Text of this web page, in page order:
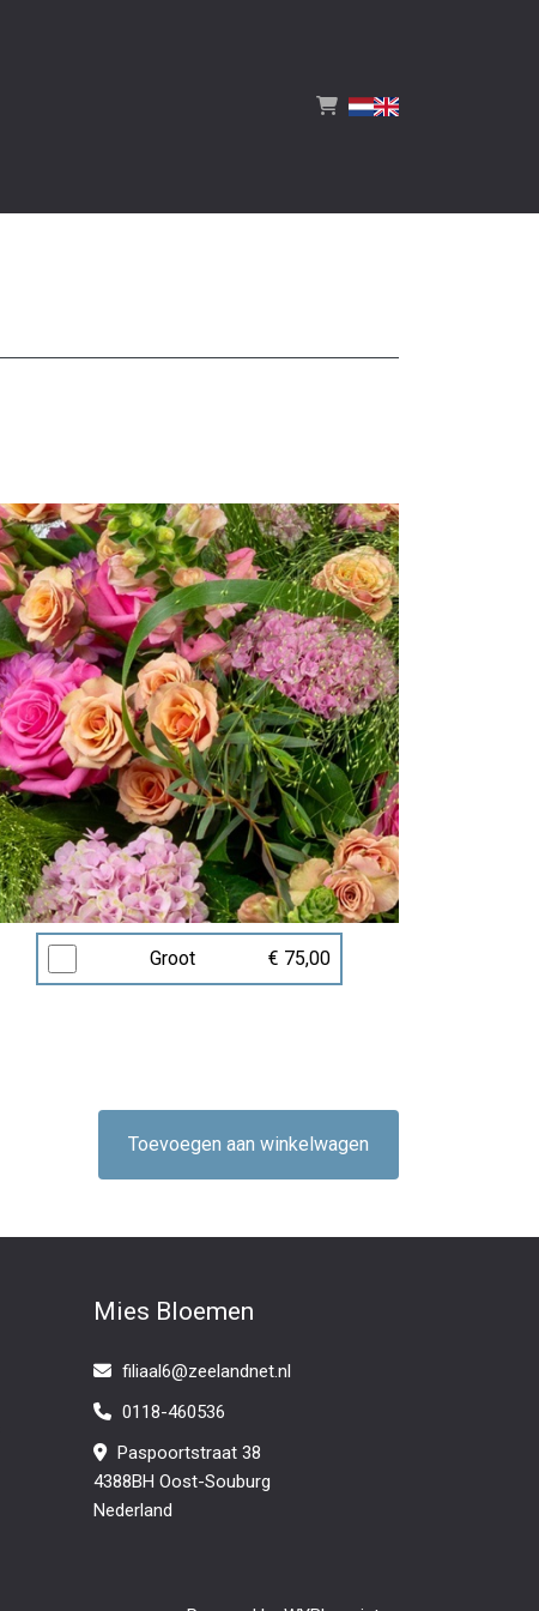
Groot € 75,00
Toevoegen aan winkelwagen
Mies Bloemen
filiaal6@zeelandnet.nl
0118-460536
Paspoortstraat 38
4388BH Oost-Souburg
Nederland